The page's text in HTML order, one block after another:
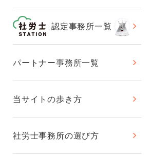
認定事務所一覧
パートナー事務所一覧
当サイトの歩き方
社労士事務所の選び方